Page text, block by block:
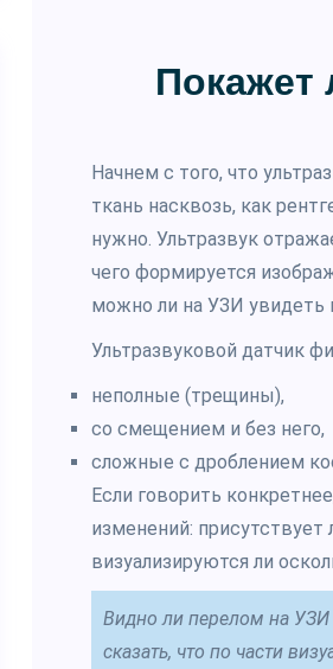
Покажет
Начнем с того, что
ткань насквозь, как
нужно. Ультразвук
чего формируется
можно ли на УЗИ увидеть
Ультразвуковой датчик
неполные (трещины),
со смещением и без него,
сложные с дроблением
Если говорить
изменений:
визуализируются ли
Видно ли перелом на
сказать, что по части